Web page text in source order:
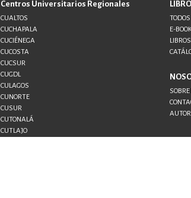
Centros Universitarios Regionales
CUALTOS
CUCHAPALA
CUCIÉNEGA
CUCOSTA
CUCSUR
CUGDL
CULAGOS
CUNORTE
CUSUR
CUTONALÁ
CUTLAJO
E-